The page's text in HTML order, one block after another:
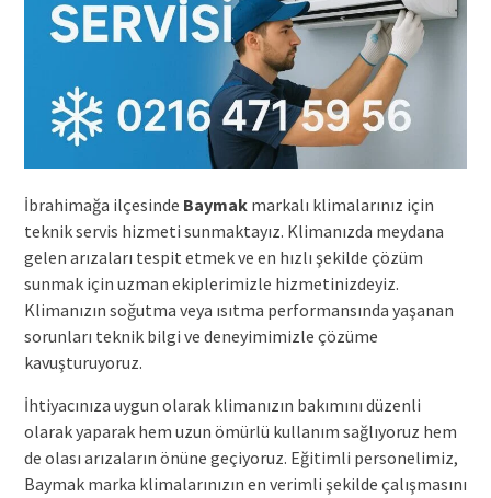
İbrahimağa ilçesinde Baymakmarkalı klimalarınız için
teknik servis hizmeti sunmaktayız. Klimanızda meydana
gelen arızaları tespit etmek ve en hızlı şekilde çözüm
sunmak için uzman ekiplerimizle hizmetinizdeyiz.
Klimanızın soğutma veya ısıtma performansında yaşanan
sorunları teknik bilgi ve deneyimimizle çözüme
kavuşturuyoruz.
İhtiyacınıza uygun olarak klimanızın bakımını düzenli
olarak yaparak hem uzun ömürlü kullanım sağlıyoruz hem
de olası arızaların önüne geçiyoruz. Eğitimli personelimiz,
Baymak marka klimalarınızın en verimli şekilde çalışmasını